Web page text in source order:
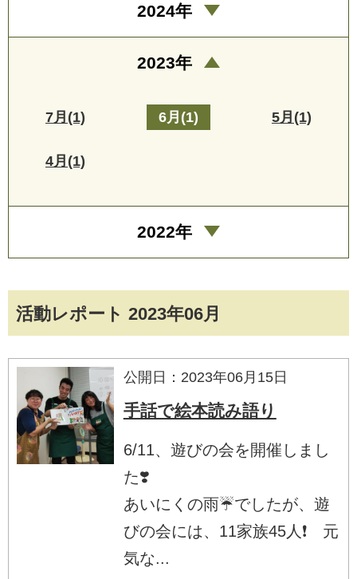
活動レポート 2023年06月
公開日：2023年06月15日
手話で絵本読み語り
6/11、遊びの会を開催しまし
た❣️
あいにくの雨☔でしたが、遊
びの会には、11家族45人❗ 元
気な...
2024年
2023年
7月(1) 6月(1) 5月(1)
4月(1)
2022年